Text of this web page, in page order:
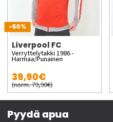
-50%
Liverpool FC
Verryttelytakki 1986 -
Harmaa/Punainen
39,90€
(norm. 79,90€)
Pyydä apua